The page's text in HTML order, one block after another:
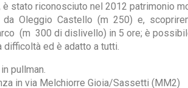
stato riconosciuto nel 2012 patrimonio
da Oleggio Castello (m 250) e,
(m 300 di dislivello) in 5 ore; è
ed è adatto a tutti.
pullman.
in via Melchiorre Gioia/Sassetti (MM2)